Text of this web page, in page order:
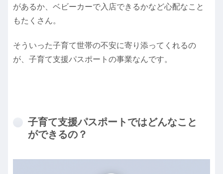
があるか、ベビーカーで入店できるかなど心配なこと
もたくさん。
そういった子育て世帯の不安に寄り添ってくれるの
が、子育て支援パスポートの事業なんです。
子育て支援パスポートではどんなこと
ができるの？